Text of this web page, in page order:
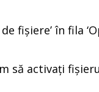
fișiere’ în fila